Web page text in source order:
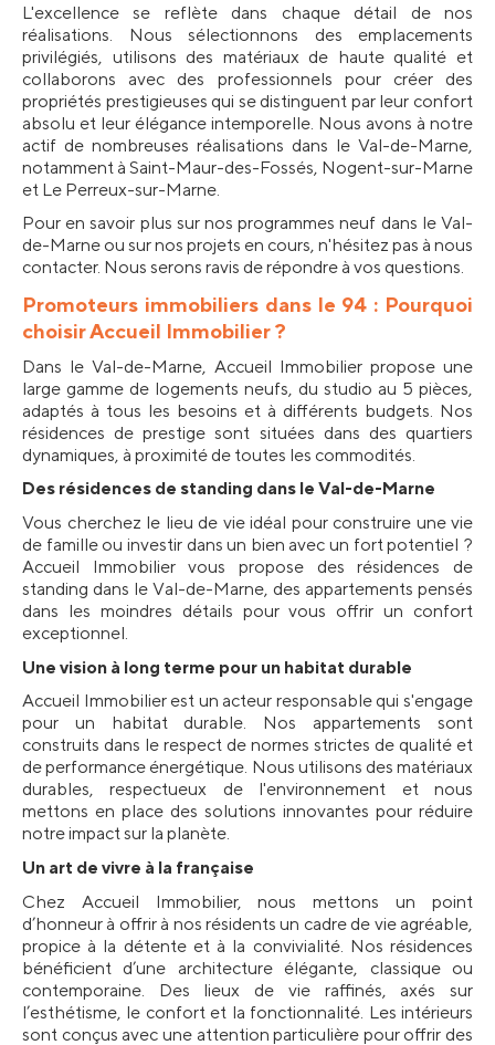
L'excellence se reflète dans chaque détail de nos
réalisations. Nous sélectionnons des emplacements
privilégiés, utilisons des matériaux de haute qualité et
collaborons avec des professionnels pour créer des
propriétés prestigieuses qui se distinguent par leur confort
absolu et leur élégance intemporelle. Nous avons à notre
actif de nombreuses réalisations dans le Val-de-Marne,
notamment à Saint-Maur-des-Fossés, Nogent-sur-Marne
et Le Perreux-sur-Marne.
Pour en savoir plus sur nos programmes neuf dans le Val-
de-Marne ou sur nos projets en cours, n'hésitez pas à nous
contacter. Nous serons ravis de répondre à vos questions.
Promoteurs immobiliers dans le 94 : Pourquoi
choisir Accueil Immobilier ?
Dans le Val-de-Marne, Accueil Immobilier propose une
large gamme de logements neufs, du studio au 5 pièces,
adaptés à tous les besoins et à différents budgets. Nos
résidences de prestige sont situées dans des quartiers
dynamiques, à proximité de toutes les commodités.
Des résidences de standing dans le Val-de-Marne
Vous cherchez le lieu de vie idéal pour construire une vie
de famille ou investir dans un bien avec un fort potentiel ?
Accueil Immobilier vous propose des résidences de
standing dans le Val-de-Marne, des appartements pensés
dans les moindres détails pour vous offrir un confort
exceptionnel.
Une vision à long terme pour un habitat durable
Accueil Immobilier est un acteur responsable qui s'engage
pour un habitat durable. Nos appartements sont
construits dans le respect de normes strictes de qualité et
de performance énergétique. Nous utilisons des matériaux
durables, respectueux de l'environnement et nous
mettons en place des solutions innovantes pour réduire
notre impact sur la planète.
Un art de vivre à la française
Chez Accueil Immobilier, nous mettons un point
d’honneur à offrir à nos résidents un cadre de vie agréable,
propice à la détente et à la convivialité. Nos résidences
bénéficient d’une architecture élégante, classique ou
contemporaine. Des lieux de vie raffinés, axés sur
l’esthétisme, le confort et la fonctionnalité. Les intérieurs
sont conçus avec une attention particulière pour offrir des